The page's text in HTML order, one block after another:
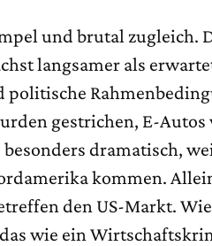
und brutal zugleich.
langsamer als
politische
gestrichen, E-
dramatisch,
kommen.
den US-Markt.
wie ein